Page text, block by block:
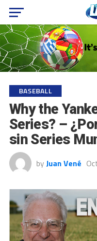
BASEBALL
Why the
Series? –
sin Series
by Juan Vené